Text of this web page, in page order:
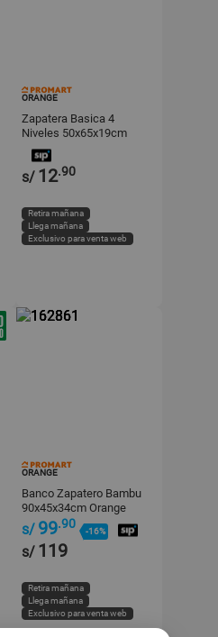
ORANGE
Zapatera Basica 4
Niveles 50x65x19cm
Orange
s/ 12.90
Retira mañana
Llega mañana
Exclusivo para venta web
ORANGE
Banco Zapatero Bambu
90x45x34cm Orange
s/ 99.90
-16%
s/ 119
Retira mañana
Llega mañana
Exclusivo para venta web